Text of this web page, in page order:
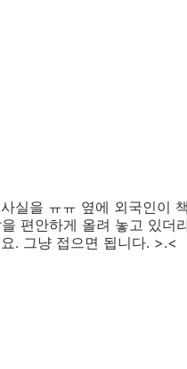
실을 ㅠㅠ 옆에 외국인이
편안하게 올려 놓고 있더
. 그냥 접으면 됩니다. >.<